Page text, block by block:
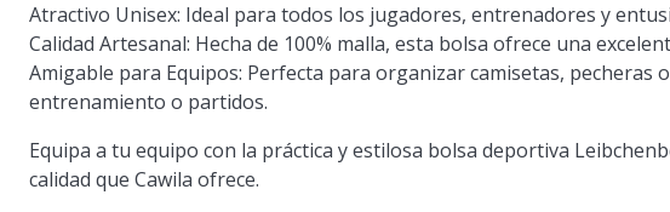
Atractivo Unisex: Ideal para todos los jugadores, entrenadores y
Calidad Artesanal: Hecha de 100% malla, esta bolsa ofrece una
Amigable para Equipos: Perfecta para organizar camisetas, pecheras
entrenamiento o partidos.
Equipa a tu equipo con la práctica y estilosa bolsa deportiva
calidad que Cawila ofrece.